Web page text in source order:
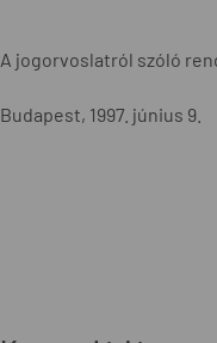
A jogorvoslatról szóló
Budapest, 1997. június 9.